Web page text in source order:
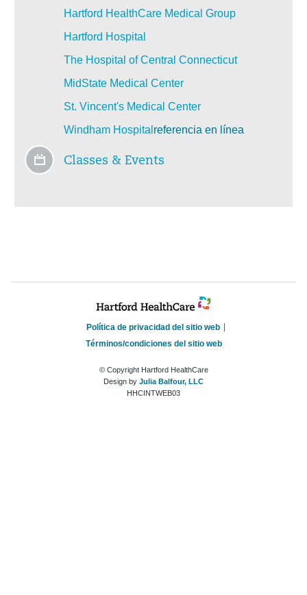
Hartford HealthCare Medical Group
Hartford Hospital
The Hospital of Central Connecticut
MidState Medical Center
St. Vincent's Medical Center
Windham Hospital referencia en línea
Classes & Events
Política de privacidad del sitio web
Términos/condiciones del sitio web
© Copyright Hartford HealthCare
Design by Julia Balfour, LLC
HHCINTWEB03